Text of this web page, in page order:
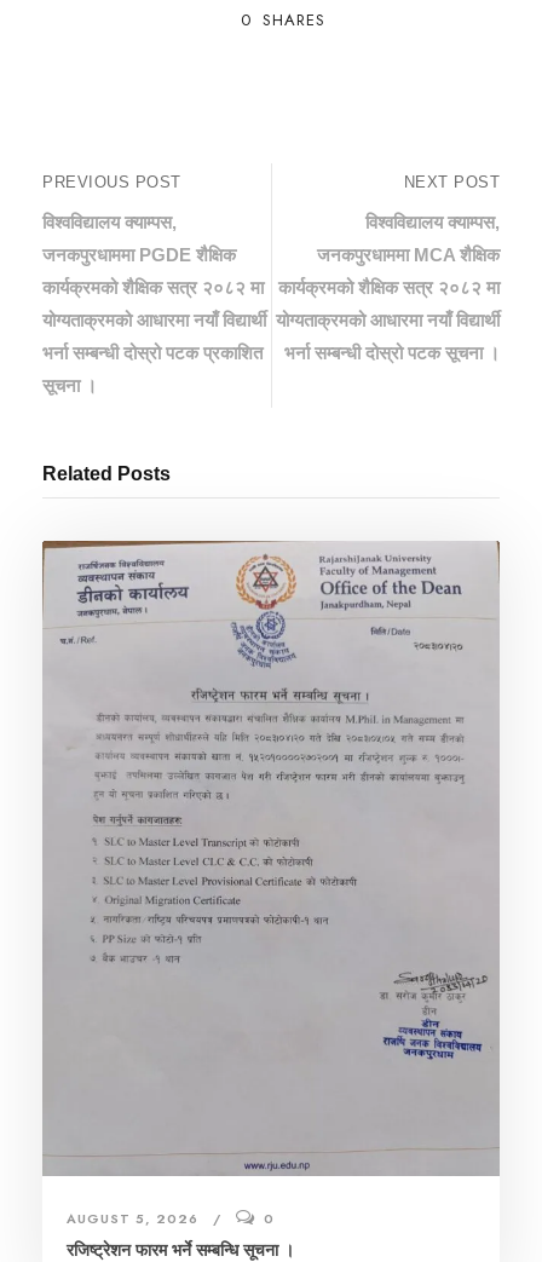
0 SHARES
PREVIOUS POST
विश्वविद्यालय क्याम्पस,
जनकपुरधाममा PGDE शैक्षिक
कार्यक्रमको शैक्षिक सत्र २०८२ मा
योग्यताक्रमको आधारमा नयाँ विद्यार्थी
भर्ना सम्बन्धी दोस्रो पटक प्रकाशित
सूचना ।
NEXT POST
विश्वविद्यालय क्याम्पस,
जनकपुरधाममा MCA शैक्षिक
कार्यक्रमको शैक्षिक सत्र २०८२ मा
योग्यताक्रमको आधारमा नयाँ विद्यार्थी
भर्ना सम्बन्धी दोस्रो पटक सूचना ।
Related Posts
AUGUST 5, 2026
0
रजिष्ट्रेशन फारम भर्ने सम्बन्धि सूचना ।